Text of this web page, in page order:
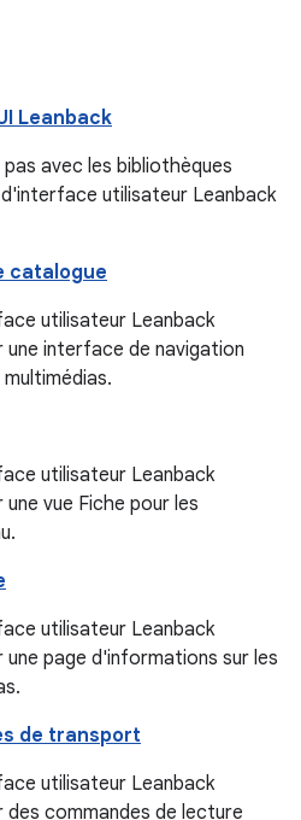
Leanback
avec les bibliothèques
utilisateur Leanback
catalogue
utilisateur Leanback
interface de navigation
utilisateur Leanback
vue Fiche pour les
utilisateur Leanback
page d'informations sur les
de transport
utilisateur Leanback
commandes de lecture